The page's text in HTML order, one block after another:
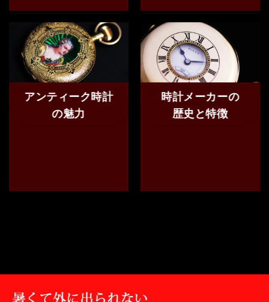
アンティーク時計
の魅力
時計メーカーの
歴史と特徴